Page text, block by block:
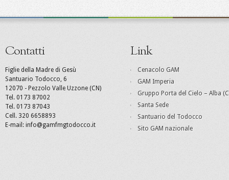
Contatti
Figlie della Madre di Gesù
Santuario Todocco, 6
12070 - Pezzolo Valle Uzzone (CN)
Tel. 0173 87002
Tel. 0173 87043
Cell. 320 6658893
E-mail: info@gamfmgtodocco.it
Link
Cenacolo GAM
GAM Imperia
Gruppo Porta del Cielo – Alba
Santa Sede
Santuario del Todocco
Sito GAM nazionale